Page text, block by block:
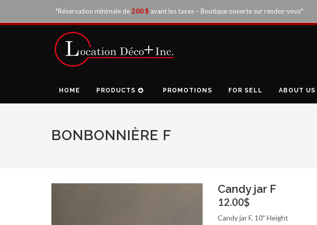
*Réservation minimale de200 $ avant les taxes – Boutique ouverte sur rendez-vous*
HOME PRODUCTS PROMOTIONS FOR SELL ABOUT US
BONBONNIÈRE F
Candy jar F
12.00$
Candy jar F, 10" Height